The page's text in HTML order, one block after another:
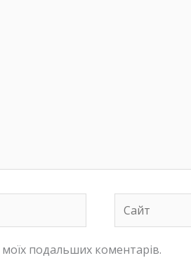
Сайт
подальших коментарів.